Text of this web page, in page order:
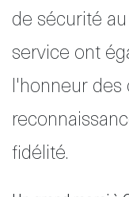
de sécurité
service ont
l'honneur des
fidélité.